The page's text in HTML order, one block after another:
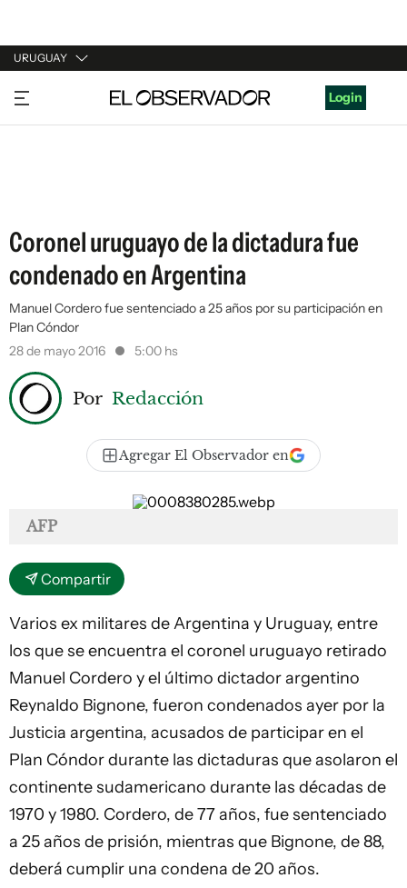
URUGUAY
URUGUAY
ARGENTINA
Login
Coronel uruguayo de la dictadura fue
condenado en Argentina
Manuel Cordero fue sentenciado a 25 años por su participación en
Plan Cóndor
28 de mayo 2016
5:00 hs
Por Redacción
Agregar El Observador en
AFP
Compartir
Varios ex militares deArgentina y Uruguay, entre
los que se encuentra el coronel uruguayo retirado
Manuel Cordero y el último dictador argentino
Reynaldo Bignone, fueron condenados ayer por la
Justicia argentina, acusados de participar en el
Plan Cóndor durante las dictaduras que asolaron el
continente sudamericano durante las décadas de
1970 y 1980. Cordero, de 77 años, fue sentenciado
a 25 años de prisión, mientras que Bignone, de 88,
deberá cumplir una condena de 20 años.